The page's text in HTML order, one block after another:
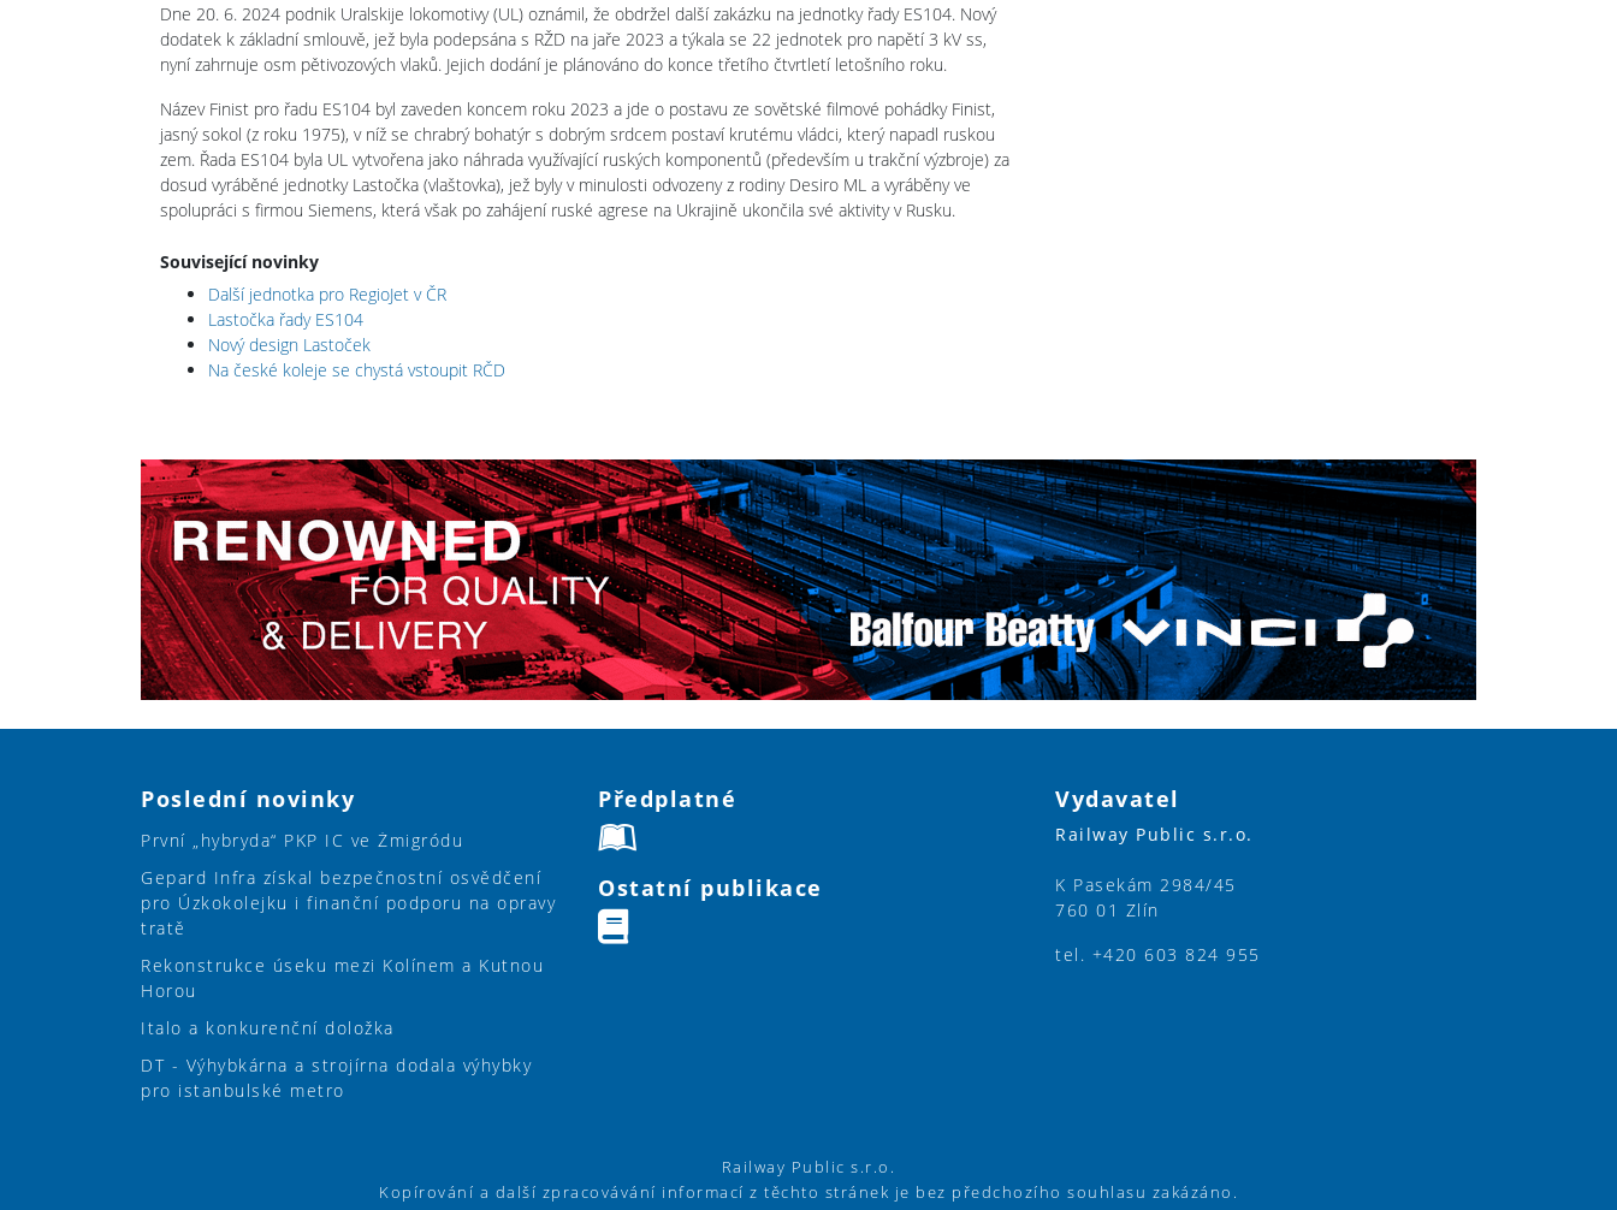
Dne 20. 6. 2024 podnik Uralskije lokomotivy (UL) oznámil, že obdržel další zakázku na jednotky řady ES104. Nový
dodatek k základní smlouvě, jež byla podepsána s RŽD na jaře 2023 a týkala se 22 jednotek pro napětí 3 kV ss,
nyní zahrnuje osm pětivozových vlaků. Jejich dodání je plánováno do konce třetího čtvrtletí letošního roku.
Název Finist pro řadu ES104 byl zaveden koncem roku 2023 a jde o postavu ze sovětské filmové pohádky Finist,
jasný sokol (z roku 1975), v níž se chrabrý bohatýr s dobrým srdcem postaví krutému vládci, který napadl ruskou
zem. Řada ES104 byla UL vytvořena jako náhrada využívající ruských komponentů (především u trakční výzbroje) za
dosud vyráběné jednotky Lastočka (vlaštovka), jež byly v minulosti odvozeny z rodiny Desiro ML a vyráběny ve
spolupráci s firmou Siemens, která však po zahájení ruské agrese na Ukrajině ukončila své aktivity v Rusku.
Související novinky
Další jednotka pro RegioJet v ČR
Lastočka řady ES104
Nový design Lastoček
Na české koleje se chystá vstoupit RČD
Poslední novinky
První „hybryda“ PKP IC ve Żmigródu
Gepard Infra získal bezpečnostní osvědčení
pro Úzkokolejku i finanční podporu na opravy
tratě
Rekonstrukce úseku mezi Kolínem a Kutnou
Horou
Italo a konkurenční doložka
DT - Výhybkárna a strojírna dodala výhybky
pro istanbulské metro
Předplatné
Ostatní publikace
Vydavatel
Railway Public s.r.o.
K Pasekám 2984/45
760 01 Zlín
tel. +420 603 824 955
Railway Public s.r.o.
Kopírování a další zpracovávání informací z těchto stránek je bez předchozího souhlasu zakázáno.